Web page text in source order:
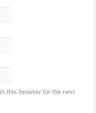
this browser for the next